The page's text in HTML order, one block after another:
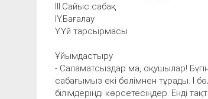
ІІІ.Сайыс сабақ
ІҮ.Бағалау
Ү.Үй тарсырмасы
Ұйымдастыру
- Саламатсыздар ма, оқушылар!
сабағымыз екі бөлімнен тұрады. І
білімдеріңді көрсетесіңдер. Енді